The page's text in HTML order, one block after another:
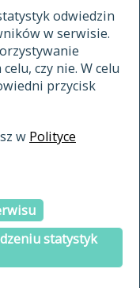
odwiedzin
w serwisie.
czy nie. W celu
przycisk
w Polityce
statystyk
a tergo